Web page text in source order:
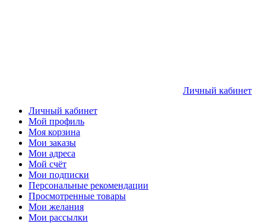
Личный кабинет
Личный кабинет
Мой профиль
Моя корзина
Мои заказы
Мои адреса
Мой счёт
Мои подписки
Персональные рекомендации
Просмотренные товары
Мои желания
Мои рассылки